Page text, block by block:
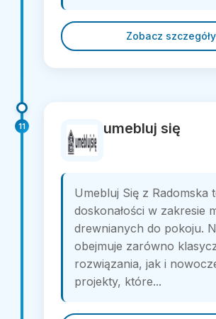
Zobacz szczegóły
11 umebluj się
Umebluj Się z Radomska
doskonałości w zakresie
drewnianych do pokoju.
obejmuje zarówno
rozwiązania, jak i
projekty, które...